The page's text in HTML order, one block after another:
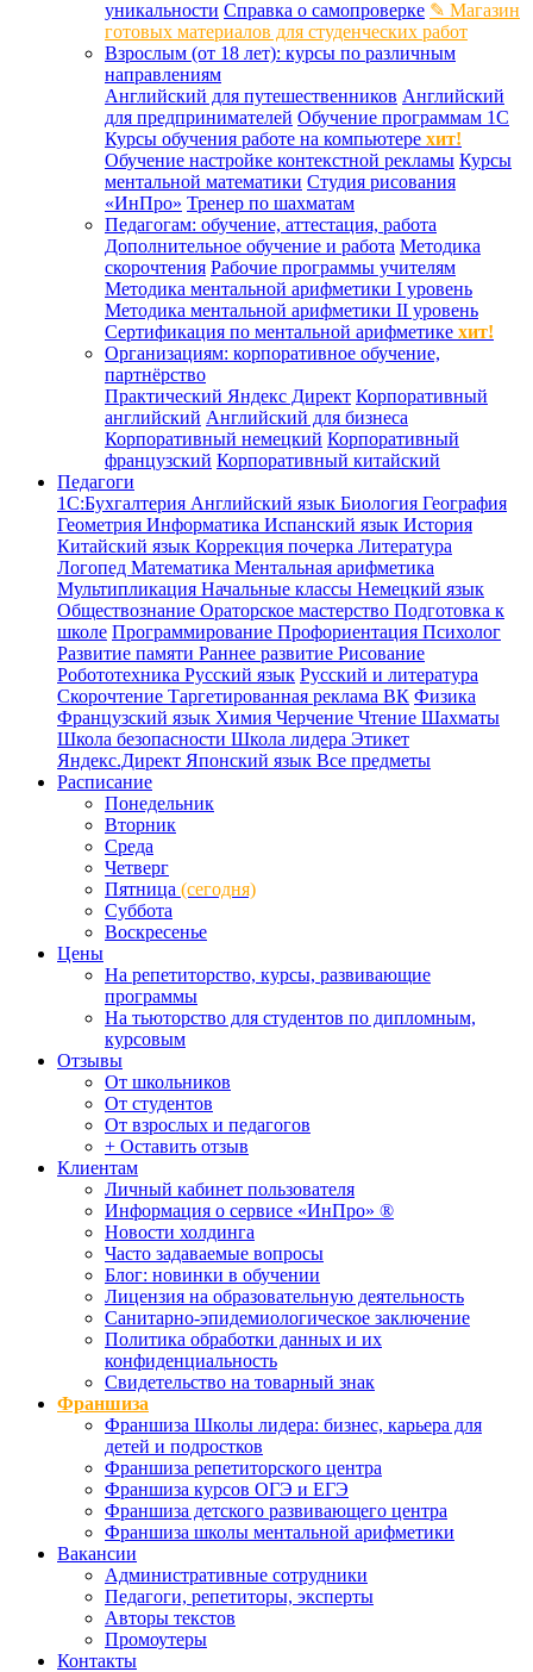
уникальности Справка о самопроверке ✎ Магазин
готовых материалов для студенческих работ
Взрослым (от 18 лет): курсы по различным
направлениям
Английский для путешественников Английский
для предпринимателей Обучение программам 1С
Курсы обучения работе на компьютере хит!
Обучение настройке контекстной рекламы Курсы
ментальной математики Студия рисования
«ИнПро» Тренер по шахматам
Педагогам: обучение, аттестация, работа
Дополнительное обучение и работа Методика
скорочтения Рабочие программы учителям
Методика ментальной арифметики I уровень
Методика ментальной арифметики II уровень
Сертификация по ментальной арифметике хит!
Организациям: корпоративное обучение,
партнёрство
Практический Яндекс Директ Корпоративный
английский Английский для бизнеса
Корпоративный немецкий Корпоративный
французский Корпоративный китайский
Педагоги
1С:Бухгалтерия Английский язык Биология География
Геометрия Информатика Испанский язык История
Китайский язык Коррекция почерка Литература
Логопед Математика Ментальная арифметика
Мультипликация Начальные классы Немецкий язык
Обществознание Ораторское мастерство Подготовка к
школе Программирование Профориентация Психолог
Развитие памяти Раннее развитие Рисование
Робототехника Русский язык Русский и литература
Скорочтение Таргетированная реклама ВК Физика
Французский язык Химия Черчение Чтение Шахматы
Школа безопасности Школа лидера Этикет
Яндекс.Директ Японский язык Все предметы
Расписание
Понедельник
Вторник
Среда
Четверг
Пятница (сегодня)
Суббота
Воскресенье
Цены
На репетиторство, курсы, развивающие
программы
На тьюторство для студентов по дипломным,
курсовым
Отзывы
От школьников
От студентов
От взрослых и педагогов
+ Оставить отзыв
Клиентам
Личный кабинет пользователя
Информация о сервисе «ИнПро» ®
Новости холдинга
Часто задаваемые вопросы
Блог: новинки в обучении
Лицензия на образовательную деятельность
Санитарно-эпидемиологическое заключение
Политика обработки данных и их
конфиденциальность
Свидетельство на товарный знак
Франшиза
Франшиза Школы лидера: бизнес, карьера для
детей и подростков
Франшиза репетиторского центра
Франшиза курсов ОГЭ и ЕГЭ
Франшиза детского развивающего центра
Франшиза школы ментальной арифметики
Вакансии
Административные сотрудники
Педагоги, репетиторы, эксперты
Авторы текстов
Промоутеры
Контакты